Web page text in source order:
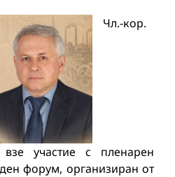
Чл.-кор.
участие с пленарен
форум, организиран от